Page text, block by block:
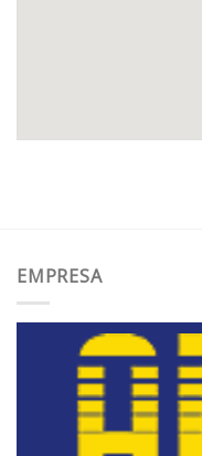
EMPRESA